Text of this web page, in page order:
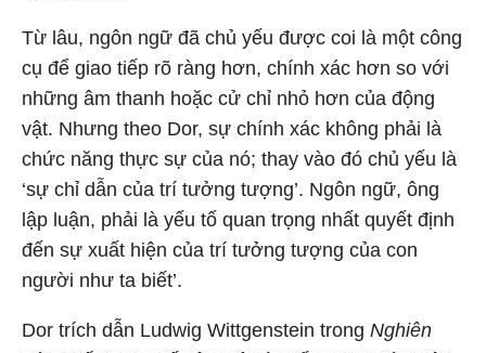
Từ lâu, ngôn ngữ đã chủ yếu được coi là một công
cụ để giao tiếp rõ ràng hơn, chính xác hơn so với
những âm thanh hoặc cử chỉ nhỏ hơn của động
vật. Nhưng theo Dor, sự chính xác không phải là
chức năng thực sự của nó; thay vào đó chủ yếu là
‘sự chỉ dẫn của trí tưởng tượng’. Ngôn ngữ, ông
lập luận, phải là yếu tố quan trọng nhất quyết định
đến sự xuất hiện của trí tưởng tượng của con
người như ta biết’.
Dor trích dẫn Ludwig Wittgenstein trong Nghiên